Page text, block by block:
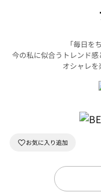
「毎日を
今の私に似合うトレンド
オシャレを